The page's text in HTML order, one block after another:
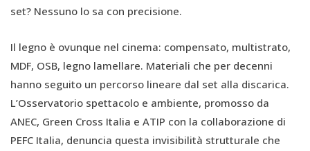
set? Nessuno lo sa con precisione.
Il legno è ovunque nel cinema: compensato, multistrato,
MDF, OSB, legno lamellare. Materiali che per decenni
hanno seguito un percorso lineare dal set alla discarica.
L’Osservatorio spettacolo e ambiente, promosso da
ANEC, Green Cross Italia e ATIP con la collaborazione di
PEFC Italia, denuncia questa invisibilità strutturale che